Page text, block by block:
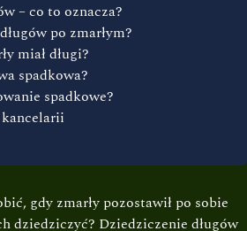
– co to oznacza?
po zmarłym?
miał długi?
spadkowa?
spadkowe?
gdy zmarły pozostawił po sobie
dziedziczyć? Dziedziczenie długów